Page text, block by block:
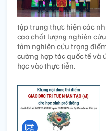
tập trung thực hiện các
cao chất lượng nghiên
tâm nghiên cứu trọng
cường hợp tác quốc tế và
học vào thực tiễn.